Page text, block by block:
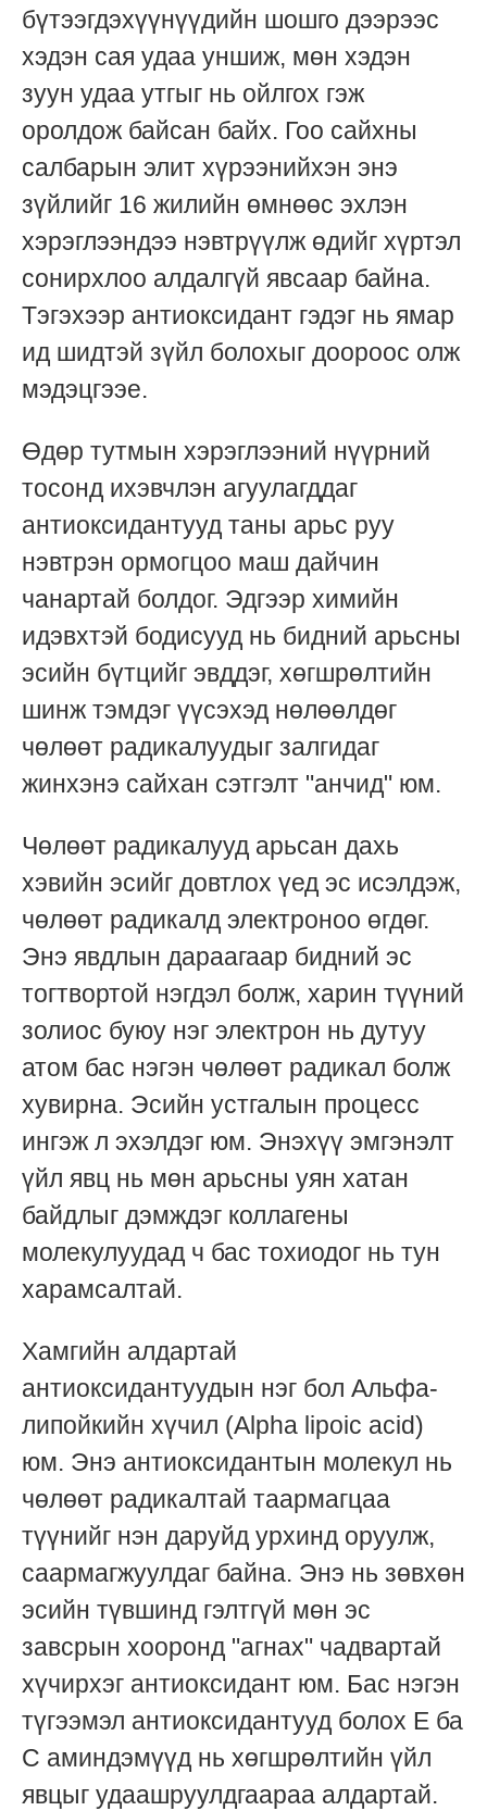
бүтээгдэхүүнүүдийн шошго дээрээс
хэдэн сая удаа уншиж, мөн хэдэн
зуун удаа утгыг нь ойлгох гэж
оролдож байсан байх. Гоо сайхны
салбарын элит хүрээнийхэн энэ
зүйлийг 16 жилийн өмнөөс эхлэн
хэрэглээндээ нэвтрүүлж өдийг хүртэл
сонирхлоо алдалгүй явсаар байна.
Тэгэхээр антиоксидант гэдэг нь ямар
ид шидтэй зүйл болохыг доороос олж
мэдэцгээе.
Өдөр тутмын хэрэглээний нүүрний
тосонд ихэвчлэн агуулагддаг
антиоксидантууд таны арьс руу
нэвтрэн ормогцоо маш дайчин
чанартай болдог. Эдгээр химийн
идэвхтэй бодисууд нь бидний арьсны
эсийн бүтцийг эвддэг, хөгшрөлтийн
шинж тэмдэг үүсэхэд нөлөөлдөг
чөлөөт радикалуудыг залгидаг
жинхэнэ сайхан сэтгэлт "анчид" юм.
Чөлөөт радикалууд арьсан дахь
хэвийн эсийг довтлох үед эс исэлдэж,
чөлөөт радикалд электроноо өгдөг.
Энэ явдлын дараагаар бидний эс
тогтвортой нэгдэл болж, харин түүний
золиос буюу нэг электрон нь дутуу
атом бас нэгэн чөлөөт радикал болж
хувирна. Эсийн устгалын процесс
ингэж л эхэлдэг юм. Энэхүү эмгэнэлт
үйл явц нь мөн арьсны уян хатан
байдлыг дэмждэг коллагены
молекулуудад ч бас тохиодог нь тун
харамсалтай.
Хамгийн алдартай
антиоксидантуудын нэг бол Альфа-
липойкийн хүчил (Alpha lipoic acid)
юм. Энэ антиоксидантын молекул нь
чөлөөт радикалтай таармагцаа
түүнийг нэн даруйд урхинд оруулж,
саармагжуулдаг байна. Энэ нь зөвхөн
эсийн түвшинд гэлтгүй мөн эс
завсрын хооронд "агнах" чадвартай
хүчирхэг антиоксидант юм. Бас нэгэн
түгээмэл антиоксидантууд болох E ба
C аминдэмүүд нь хөгшрөлтийн үйл
явцыг удаашруулдгаараа алдартай.